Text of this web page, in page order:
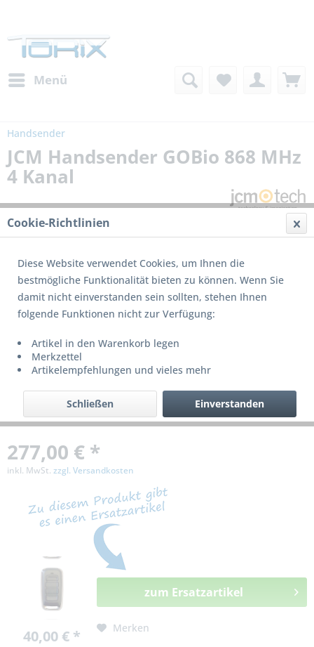
Menü
Handsender
JCM Handsender GOBio 868 MHz
4 Kanal
Dieses Produkt wird nicht mehr produziert
bzw. ist nicht mehr lieferbar!
277,00 € *
inkl. MwSt. zzgl. Versandkosten
40,00 € *
zum Ersatzartikel
Merken
Cookie-Richtlinien
Diese Website verwendet Cookies, um Ihnen die
bestmögliche Funktionalität bieten zu können. Wenn Sie
damit nicht einverstanden sein sollten, stehen Ihnen
folgende Funktionen nicht zur Verfügung:
Artikel in den Warenkorb legen
Merkzettel
Artikelempfehlungen und vieles mehr
Einverstanden
Schließen